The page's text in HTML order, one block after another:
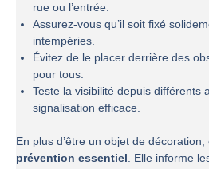
rue ou l’entrée.
Assurez-vous qu’il soit fixé
intempéries.
Évitez de le placer derrière des
pour tous.
Teste la visibilité depuis différents
signalisation efficace.
En plus d’être un objet de
prévention essentiel. Elle informe